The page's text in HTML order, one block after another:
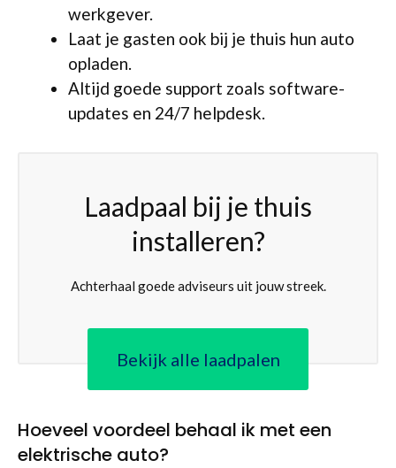
werkgever.
Laat je gasten ook bij je thuis hun auto
opladen.
Altijd goede support zoals software-
updates en 24/7 helpdesk.
Laadpaal bij je thuis
installeren?
Achterhaal goede adviseurs uit jouw streek.
Bekijk alle laadpalen
Hoeveel voordeel behaal ik met een
elektrische auto?